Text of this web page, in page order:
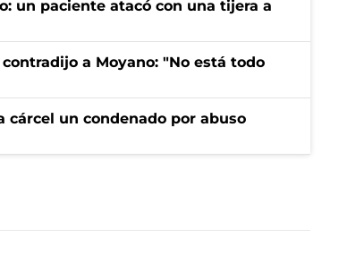
un paciente atacó con una tijera a
a Moyano: "No está todo
cárcel un condenado por abuso